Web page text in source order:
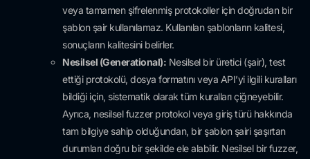
veya tamamen şifrelenmiş protokoller için doğrudan bir
şablon şair kullanılamaz. Kullanılan şablonların kalitesi,
sonuçların kalitesini belirler.
Nesilsel (Generational): Nesilsel bir üretici (şair), test
ettiği protokolü, dosya formatını veya API’yi ilgili kuralları
bildiği için, sistematik olarak tüm kuralları çiğneyebilir.
Ayrıca, nesilsel fuzzer protokol veya giriş türü hakkında
tam bilgiye sahip olduğundan, bir şablon şairi şaşırtan
durumları doğru bir şekilde ele alabilir. Nesilsel bir fuzzer,